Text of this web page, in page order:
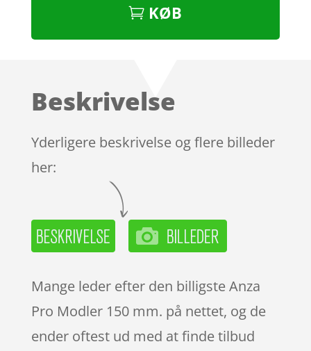
KØB
Beskrivelse
Yderligere beskrivelse og flere billeder
her:
Mange leder efter den billigste Anza
Pro Modler 150 mm. på nettet, og de
ender oftest ud med at finde tilbud